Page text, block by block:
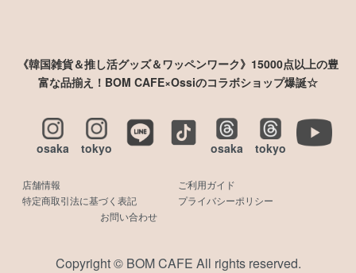
《韓国雑貨＆推し活グッズ＆ワッペンワーク》15000点以上の豊
富な品揃え！BOM CAFE×Ossiのコラボショップ爆誕☆
osaka tokyo osaka tokyo
店舗情報
ご利用ガイド
特定商取引法に基づく表記
プライバシーポリシー
お問い合わせ
Copyright © BOM CAFE All rights reserved.